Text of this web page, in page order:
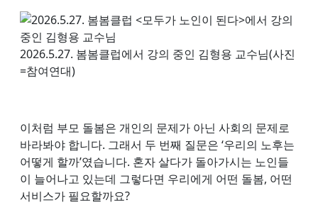
2026.5.27. 봄봄클럽에서 강의 중인 김형용 교수님(사진
=참여연대)
이처럼 부모 돌봄은 개인의 문제가 아닌 사회의 문제로
바라봐야 합니다. 그래서 두 번째 질문은 ‘우리의 노후는
어떻게 할까’였습니다. 혼자 살다가 돌아가시는 노인들
이 늘어나고 있는데 그렇다면 우리에게 어떤 돌봄, 어떤
서비스가 필요할까요?